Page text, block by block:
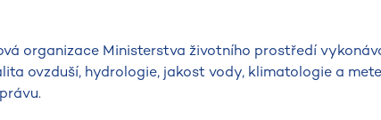
organizace Ministerstva životního prostředí
ovzduší, hydrologie, jakost vody, klimatologie a